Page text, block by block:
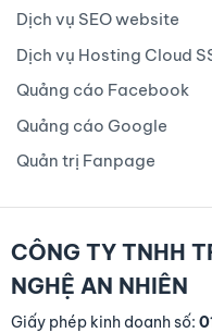
Dịch vụ SEO website
Dịch vụ Hosting Cloud
Quảng cáo Facebook
Quảng cáo Google
Quản trị Fanpage
CÔNG TY TNHH
NGHỆ AN NHIÊN
Giấy phép kinh doanh số: